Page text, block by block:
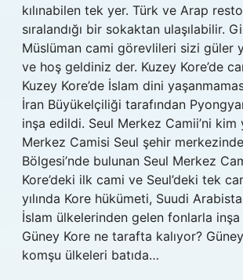
kılınabilen tek yer. Türk ve Arap
sıralandığı bir sokaktan ulaşılabilir.
Müslüman cami görevlileri sizi güler
ve hoş geldiniz der. Kuzey Kore’de
Kuzey Kore’de İslam dini
İran Büyükelçiliği tarafından
inşa edildi. Seul Merkez Camii’ni kim
Merkez Camisi Seul şehir
Bölgesi’nde bulunan Seul Merkez
Kore’deki ilk cami ve Seul’deki tek
yılında Kore hükümeti, Suudi
İslam ülkelerinden gelen fonlarla
Güney Kore ne tarafta kalıyor?
komşu ülkeleri batıda…